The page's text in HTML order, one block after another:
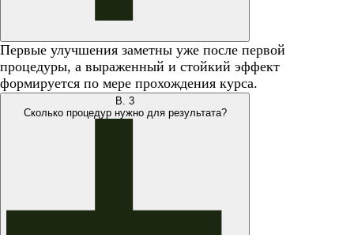
Первые улучшения заметны уже после первой
процедуры, а выраженный и стойкий эффект
формируется по мере прохождения курса.
В. 3
Сколько процедур нужно для результата?